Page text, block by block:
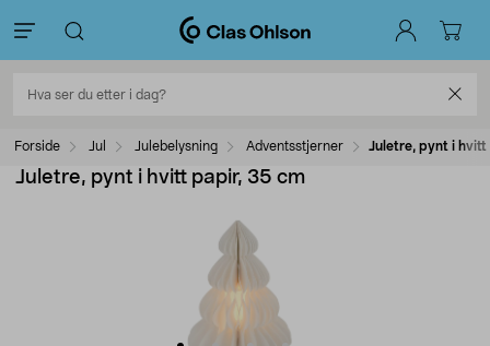
Forside Jul Julebelysning Adventsstjerner Juletre, pynt i hvitt
Juletre, pynt i hvitt papir, 35 cm